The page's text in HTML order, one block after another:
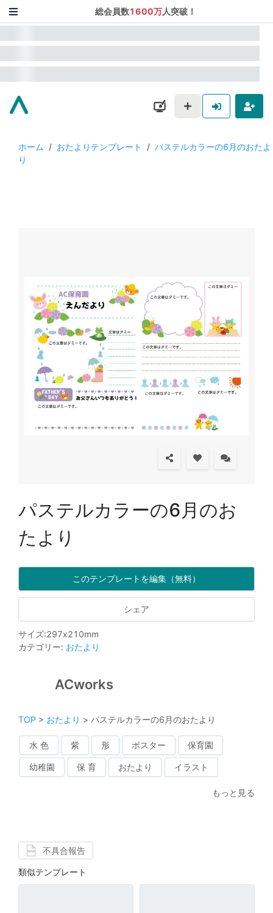
総会員数1600万人突破！
ホーム / おたよりテンプレート / パステルカラーの6月のおたよ
り
パステルカラーの6月のお
たより
このテンプレートを編集（無料）
シェア
サイズ:297x210mm
カテゴリー: おたより
ACworks
TOP > おたより > パステルカラーの6月のおたより
水 色 紫 形 ポスター 保育園
幼稚園 保 育 おたより イラスト
もっと見る
不具合報告
類似テンプレート